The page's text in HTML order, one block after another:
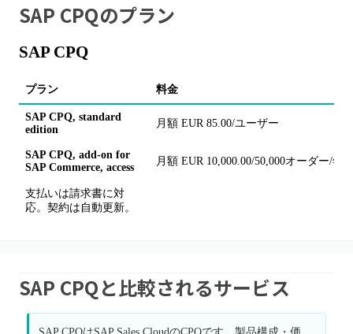
SAP CPQのプラン
SAP CPQ
プラン 料金
SAP CPQ, standard
edition
月額 EUR 85.00/ユーザー
SAP CPQ, add-on for
SAP Commerce, access
月額 EUR 10,000.00/50,000オーダー/年
支払いは請求書に対
応。契約は自動更新。
SAP CPQと比較されるサービス